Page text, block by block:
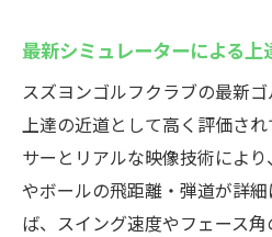
最新シミュレーターによる上
スズヨンゴルフクラブの最新ゴ
上達の近道として高く評価さ
サーとリアルな映像技術によ
やボールの飛距離・弾道が詳
ば、スイング速度やフェース